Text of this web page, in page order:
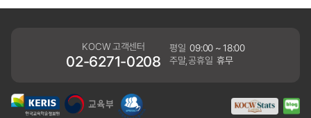
KOCW 고객센터
02-6271-0208
평일 09:00 ~ 18:00
주말,공휴일 휴무